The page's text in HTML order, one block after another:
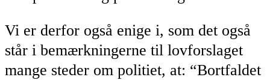
Vi er derfor også enige i, som det også
står i bemærkningerne til lovforslaget
mange steder om politiet, at: “Bortfaldet